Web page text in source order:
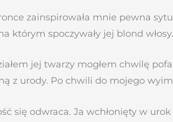
zainspirowała mnie pewna
którym spoczywały jej blond
jej twarzy mogłem chwilę
z urody. Po chwili do mojego
się odwraca. Ja wchłonięty w